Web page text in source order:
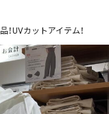
！UVカットアイテム！